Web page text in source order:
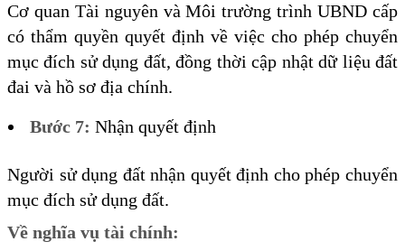
Cơ quan Tài nguyên và Môi trường trình UBND cấp
có thẩm quyền quyết định về việc cho phép chuyển
mục đích sử dụng đất, đồng thời cập nhật dữ liệu đất
đai và hồ sơ địa chính.
Bước 7: Nhận quyết định
Người sử dụng đất nhận quyết định cho phép chuyển
mục đích sử dụng đất.
Về nghĩa vụ tài chính: